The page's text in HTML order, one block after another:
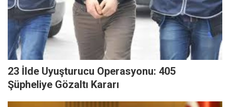
23 İlde Uyuşturucu Operasyonu: 405
Şüpheliye Gözaltı Kararı